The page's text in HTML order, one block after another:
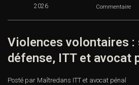
2026 Commentaire
Violences volontaires :
défense, ITT et avocat
Posté par Maîtredans ITT et avocat pénal